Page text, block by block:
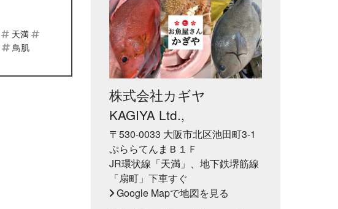
天満
鳥肌
株式会社カギヤ
KAGIYA Ltd.,
〒530-0033 大阪市北区池田町3-1
ぷららてんまＢ１Ｆ
JR環状線「天満」、地下鉄堺筋線
「扇町」下車すぐ
Google Mapで地図を見る